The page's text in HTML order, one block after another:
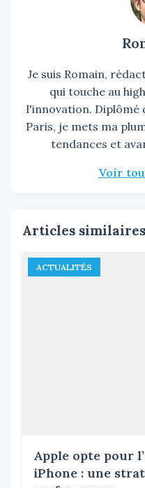
Je suis Romain,
qui touche au
l'innovation. Diplômé
Paris, je mets ma
tendances et
Voir
Articles similaires
ACTUALITÉS
Apple opte pour
iPhone : une